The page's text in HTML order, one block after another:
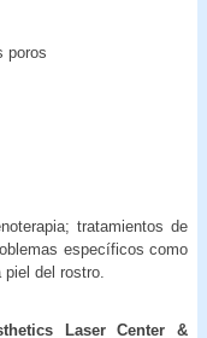
poros
tratamientos de
específicos como
del rostro.
Laser Center &